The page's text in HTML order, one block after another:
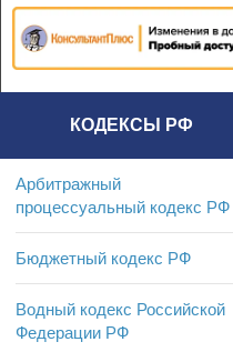
КОДЕКСЫ РФ
Арбитражный
процессуальный кодекс РФ
Бюджетный кодекс РФ
Водный кодекс Российской
Федерации РФ